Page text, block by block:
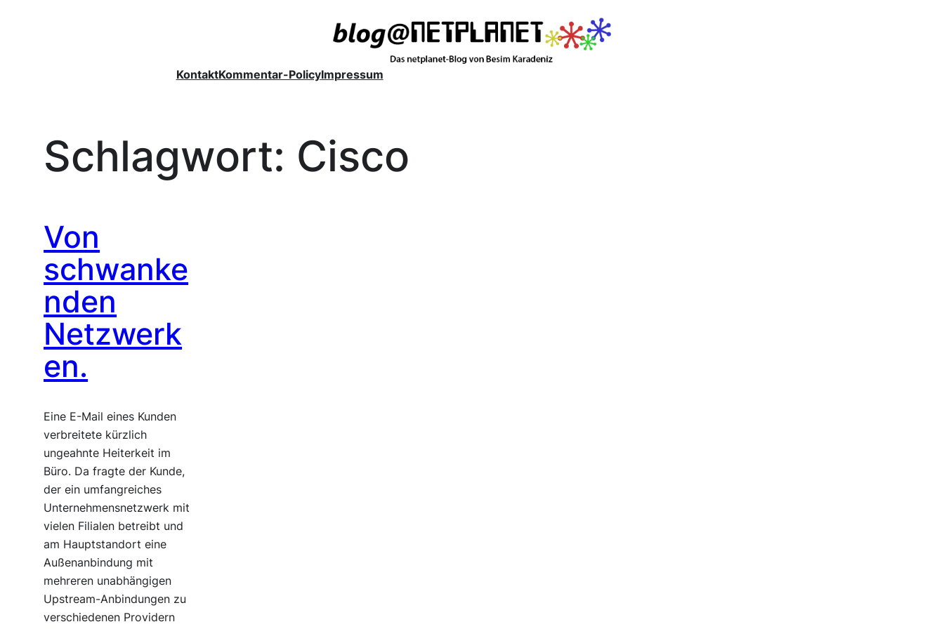
KontaktKommentar-PolicyImpressum
Schlagwort: Cisco
Von
schwanke
nden
Netzwerk
en.
Eine E-Mail eines Kunden
verbreitete kürzlich
ungeahnte Heiterkeit im
Büro. Da fragte der Kunde,
der ein umfangreiches
Unternehmensnetzwerk mit
vielen Filialen betreibt und
am Hauptstandort eine
Außenanbindung mit
mehreren unabhängigen
Upstream-Anbindungen zu
verschiedenen Providern